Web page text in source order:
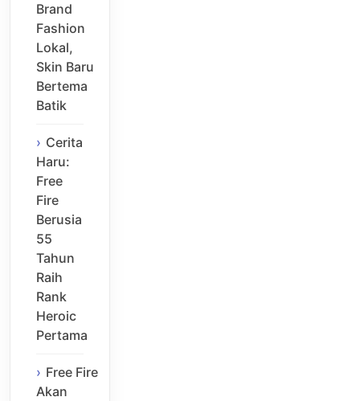
Brand
Fashion
Lokal,
Skin Baru
Bertema
Batik
Cerita
Haru:
Free
Fire
Berusia
55
Tahun
Raih
Rank
Heroic
Pertama
Free Fire
Akan